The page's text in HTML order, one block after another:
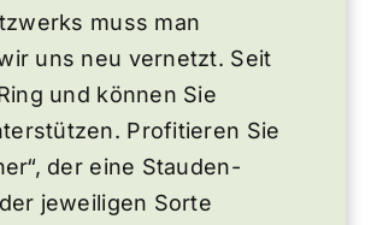
muss man
uns neu vernetzt. Seit
und können Sie
Profitieren Sie
der eine Stauden-
jeweiligen Sorte